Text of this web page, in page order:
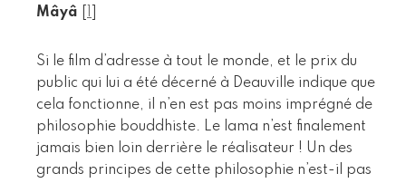
Mâyâ
Si le film d’adresse à tout le monde, et le prix du
public qui lui a été décerné à Deauville indique que
cela fonctionne, il n’en est pas moins imprégné de
philosophie bouddhiste. Le lama n’est finalement
jamais bien loin derrière le réalisateur ! Un des
grands principes de cette philosophie n’est-il pas